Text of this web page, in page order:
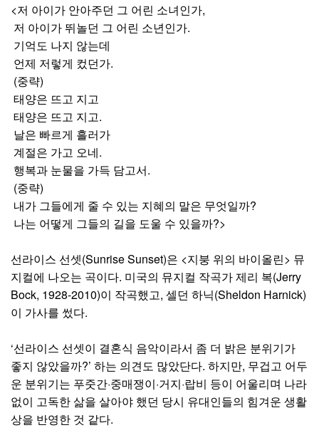
<저 아이가 안아주던 그 어린 소녀인가,
저 아이가 뛰놀던 그 어린 소년인가.
기억도 나지 않는데
언제 저렇게 컸던가.
(중략)
태양은 뜨고 지고
태양은 뜨고 지고.
날은 빠르게 흘러가
계절은 가고 오네.
행복과 눈물을 가득 담고서.
(중략)
내가 그들에게 줄 수 있는 지혜의 말은 무엇일까?
나는 어떻게 그들의 길을 도울 수 있을까?>
선라이스 선셋(Sunrise Sunset)은 <지붕 위의 바이올린> 뮤
지컬에 나오는 곡이다. 미국의 뮤지컬 작곡가 제리 복(Jerry
Bock, 1928-2010)이 작곡했고, 셀던 하닉(Sheldon Harnick)
이 가사를 썼다.
‘선라이스 선셋이 결혼식 음악이라서 좀 더 밝은 분위기가
좋지 않았을까?’ 하는 의견도 많았단다. 하지만, 무겁고 어두
운 분위기는 푸줏간·중매쟁이·거지·랍비 등이 어울리며 나라
없이 고독한 삶을 살아야 했던 당시 유대인들의 힘겨운 생활
상을 반영한 것 같다.